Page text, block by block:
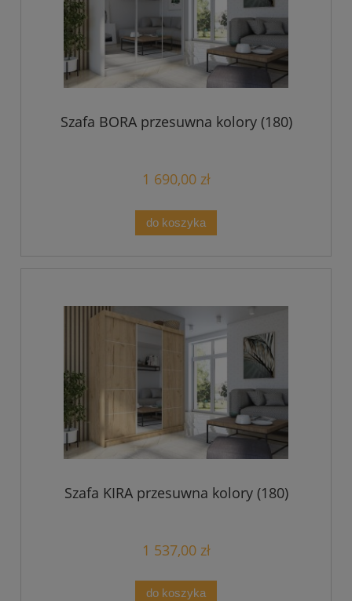
Szafa BORA przesuwna kolory (180)
1 690,00 zł
do koszyka
Szafa KIRA przesuwna kolory (180)
1 537,00 zł
do koszyka